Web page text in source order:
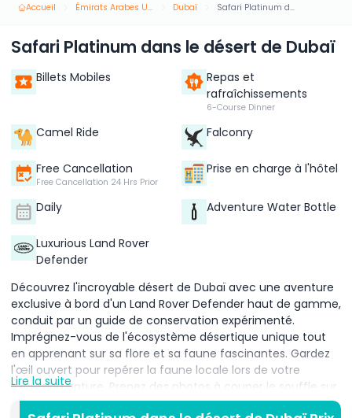
Accueil Émirats Arabes Unis Dubaï Safari Platinum dans le désert de Dubaï
Safari Platinum dans le désert de Dubaï
Billets Mobiles
Repas et
rafraîchissements
6-Course Dinner
Camel Ride Falconry
Free Cancellation
Free Cancellation 24 Hrs Prior
Prise en charge à l'hôtel
Daily Adventure Water Bottle
Luxurious Land Rover
Defender
Découvrez l'incroyable désert de Dubaï avec une aventure
exclusive à bord d'un Land Rover Defender haut de gamme,
conduit par un guide de conservation expérimenté.
Imprégnez-vous de l'écosystème désertique unique tout
en apprenant sur sa flore et sa faune fascinantes. Gardez
l'œil ouvert pour repérer la faune locale lors de votre
excursion nature. Prenez des photos à couper le souffle sur
des dunes dorées, dans une paisible forêt d'arbres Ghaf et
Lire la suite